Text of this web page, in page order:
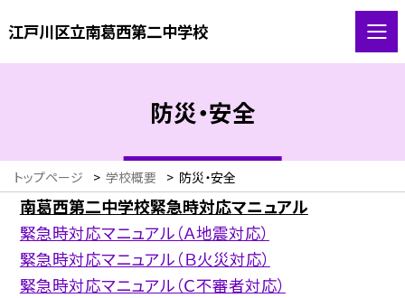
江戸川区立南葛西第二中学校
防災・安全
トップページ > 学校概要 > 防災・安全
南葛西第二中学校緊急時対応マニュアル
緊急時対応マニュアル（Ａ地震対応）
緊急時対応マニュアル（Ｂ火災対応）
緊急時対応マニュアル（Ｃ不審者対応）